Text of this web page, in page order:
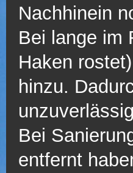
Nachhinein
Bei lange im
Haken
hinzu.
Bei
entfernt